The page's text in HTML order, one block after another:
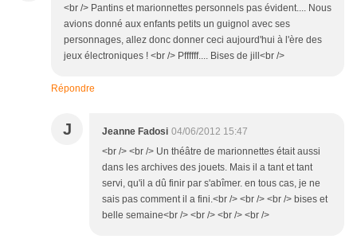
<br /> Pantins et marionnettes personnels pas évident.... Nous
avions donné aux enfants petits un guignol avec ses
personnages, allez donc donner ceci aujourd'hui à l'ère des
jeux électroniques ! <br /> Pffffff.... Bises de jill<br />
Répondre
J Jeanne Fadosi 04/06/2012 15:47
<br /> <br /> Un théâtre de marionnettes était aussi
dans les archives des jouets. Mais il a tant et tant
servi, qu'il a dû finir par s'abîmer. en tous cas, je ne
sais pas comment il a fini.<br /> <br /> <br /> bises et
belle semaine<br /> <br /> <br /> <br />